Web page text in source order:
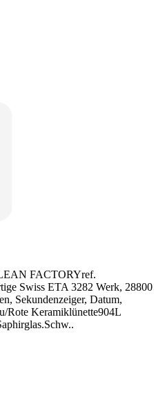
FACTORYref.
Swiss ETA 3282 Werk, 28800
Sekundenzeiger, Datum,
Rote Keramiklünette904L